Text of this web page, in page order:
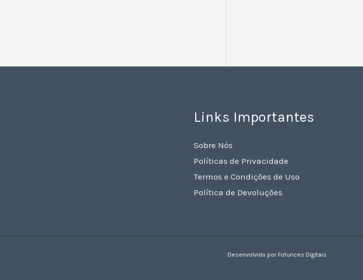
Links Importantes
Sobre Nós
Políticas de Privacidade
Termos e Condições de Uso
Política de Devoluções
Desenvolvido por Fofurices Digitais